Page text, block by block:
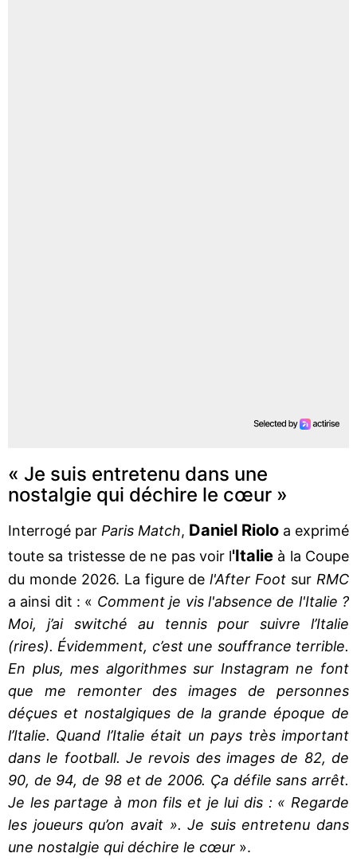
« Je suis entretenu dans une
nostalgie qui déchire le cœur »
Interrogé par Paris Match, Daniel Riolo a exprimé
toute sa tristesse de ne pas voir l'Italie à la Coupe
du monde 2026. La figure del'After Foot sur RMC
a ainsi dit : « Comment je vis l'absence de l'Italie ?
Moi, j’ai switché au tennis pour suivre l’Italie
(rires). Évidemment, c’est une souffrance terrible.
En plus, mes algorithmes sur Instagram ne font
que me remonter des images de personnes
déçues et nostalgiques de la grande époque de
l’Italie. Quand l’Italie était un pays très important
dans le football. Je revois des images de 82, de
90, de 94, de 98 et de 2006. Ça défile sans arrêt.
Je les partage à mon fils et je lui dis : « Regarde
les joueurs qu’on avait ». Je suis entretenu dans
une nostalgie qui déchire le cœur ».